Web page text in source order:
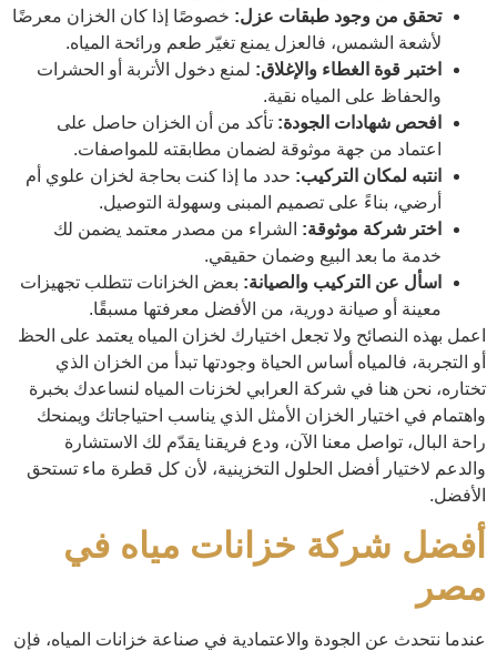
تحقق من وجود طبقات عزل: خصوصًا إذا كان الخزان معرضًا
لأشعة الشمس، فالعزل يمنع تغيّر طعم ورائحة المياه.
اختبر قوة الغطاء والإغلاق: لمنع دخول الأتربة أو الحشرات
والحفاظ على المياه نقية.
افحص شهادات الجودة: تأكد من أن الخزان حاصل على
اعتماد من جهة موثوقة لضمان مطابقته للمواصفات.
انتبه لمكان التركيب: حدد ما إذا كنت بحاجة لخزان علوي أم
أرضي، بناءً على تصميم المبنى وسهولة التوصيل.
اختر شركة موثوقة: الشراء من مصدر معتمد يضمن لك
خدمة ما بعد البيع وضمان حقيقي.
اسأل عن التركيب والصيانة: بعض الخزانات تتطلب تجهيزات
معينة أو صيانة دورية، من الأفضل معرفتها مسبقًا.
اعمل بهذه النصائح ولا تجعل اختيارك لخزان المياه يعتمد على الحظ
أو التجربة، فالمياه أساس الحياة وجودتها تبدأ من الخزان الذي
تختاره، نحن هنا في شركة العرابي لخزنات المياه لنساعدك بخبرة
واهتمام في اختيار الخزان الأمثل الذي يناسب احتياجاتك ويمنحك
راحة البال، تواصل معنا الآن، ودع فريقنا يقدّم لك الاستشارة
والدعم لاختيار أفضل الحلول التخزينية، لأن كل قطرة ماء تستحق
الأفضل.
أفضل شركة خزانات مياه في
مصر
عندما نتحدث عن الجودة والاعتمادية في صناعة خزانات المياه، فإن